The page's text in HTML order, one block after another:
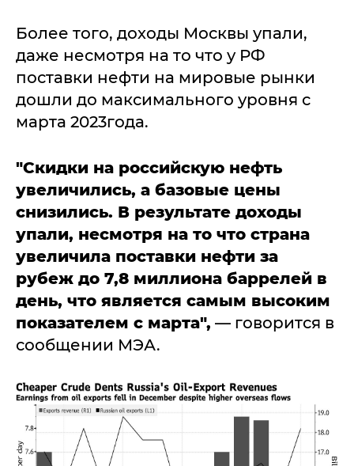
Более того, доходы Москвы упали,
даже несмотря на то что у РФ
поставки нефти на мировые рынки
дошли до максимального уровня с
марта 2023года.
"Скидки на российскую нефть
увеличились, а базовые цены
снизились. В результате доходы
упали, несмотря на то что страна
увеличила поставки нефти за
рубеж до 7,8 миллиона баррелей в
день, что является самым высоким
показателем с марта", — говорится в
сообщении МЭА.